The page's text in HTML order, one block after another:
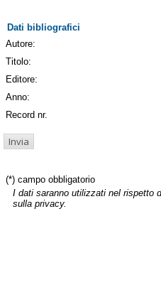
Dati bibliografici
Autore:
Titolo:
Editore:
Anno:
Record nr.
(*) campo obbligatorio
I dati saranno utilizzati nel rispetto
sulla privacy.